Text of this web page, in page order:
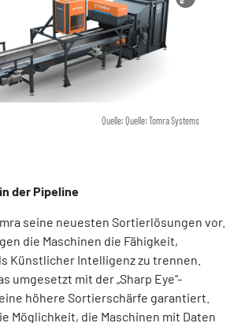
Quelle: Quelle: Tomra Systems
der Pipeline
seine neuesten Sortierlösungen vor.
die Maschinen die Fähigkeit,
Künstlicher Intelligenz zu trennen.
umgesetzt mit der „Sharp Eye“-
höhere Sortierschärfe garantiert.
Möglichkeit, die Maschinen mit Daten